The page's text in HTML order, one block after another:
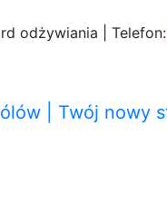
odżywiania | Telefon: